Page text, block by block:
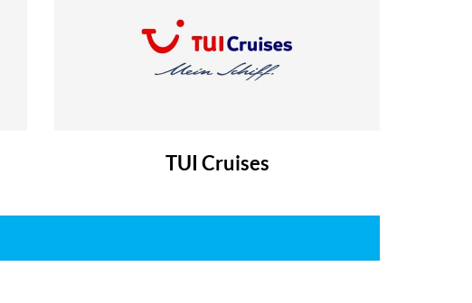
TUI Cruises